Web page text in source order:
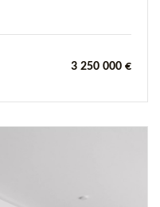
3 250 000 €